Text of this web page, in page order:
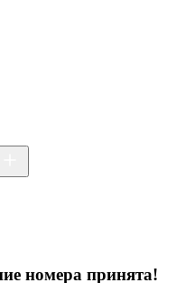
номера принята!